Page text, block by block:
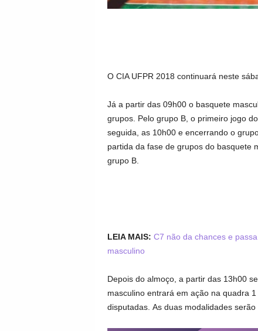
O CIA UFPR 2018 continuará neste
Já a partir das 09h00 o basquete
grupos. Pelo grupo B, o primeiro jogo
seguida, as 10h00 e encerrando o
partida da fase de grupos do basquete
grupo B.
LEIA MAIS: C7 não da chances e
masculino
Depois do almoço, a partir das 13h00
masculino entrará em ação na quadra
disputadas. As duas modalidades